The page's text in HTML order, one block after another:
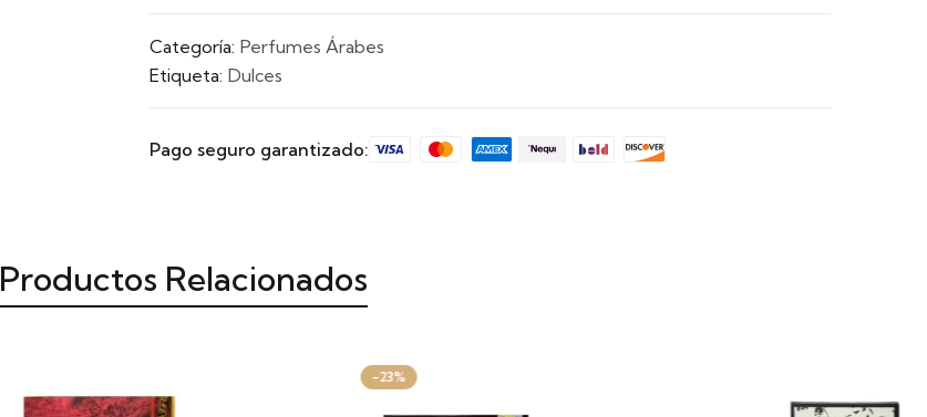
Categoría: Perfumes Árabes
Etiqueta: Dulces
Pago seguro garantizado:
Productos Relacionados